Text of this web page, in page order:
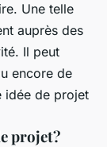
Une telle
auprès des
Il peut
encore de
idée de projet
projet?